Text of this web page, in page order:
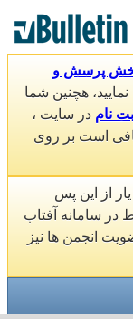
پرسش و
هچنین شما
نام در سایت ،
کافی است بر روی
از این پس
در سامانه آفتاب
انجمن ها نیز